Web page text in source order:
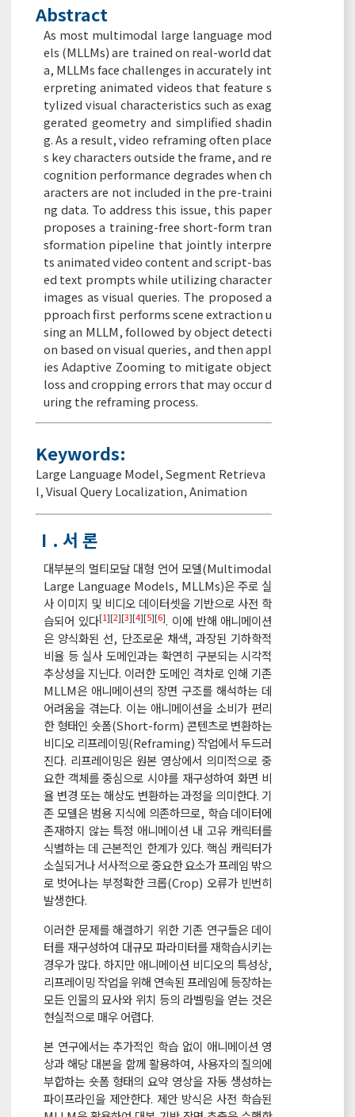
Abstract
As most multimodal large language mod
els (MLLMs) are trained on real-world dat
a, MLLMs face challenges in accurately int
erpreting animated videos that feature s
tylized visual characteristics such as exag
gerated geometry and simplified shadin
g. As a result, video reframing often place
s key characters outside the frame, and re
cognition performance degrades when ch
aracters are not included in the pre-traini
ng data. To address this issue, this paper
proposes a training-free short-form tran
sformation pipeline that jointly interpre
ts animated video content and script-bas
ed text prompts while utilizing character
images as visual queries. The proposed a
pproach first performs scene extraction u
sing an MLLM, followed by object detecti
on based on visual queries, and then appl
ies Adaptive Zooming to mitigate object
loss and cropping errors that may occur d
uring the reframing process.
Keywords:
Large Language Model,Segment Retrieva
l,Visual Query Localization,Animation
Ⅰ. 서 론
대부분의 멀티모달 대형 언어 모델(Multimodal
Large Language Models, MLLMs)은 주로 실
사 이미지 및 비디오 데이터셋을 기반으로 사전 학
습되어 있다[1][2][3][4][5][6]. 이에 반해 애니메이션
은 양식화된 선, 단조로운 채색, 과장된 기하학적
비율 등 실사 도메인과는 확연히 구분되는 시각적
추상성을 지닌다. 이러한 도메인 격차로 인해 기존
MLLM은 애니메이션의 장면 구조를 해석하는 데
어려움을 겪는다. 이는 애니메이션을 소비가 편리
한 형태인 숏폼(Short-form) 콘텐츠로 변환하는
비디오 리프레이밍(Reframing) 작업에서 두드러
진다. 리프레이밍은 원본 영상에서 의미적으로 중
요한 객체를 중심으로 시야를 재구성하여 화면 비
율 변경 또는 해상도 변환하는 과정을 의미한다. 기
존 모델은 범용 지식에 의존하므로, 학습 데이터에
존재하지 않는 특정 애니메이션 내 고유 캐릭터를
식별하는 데 근본적인 한계가 있다. 핵심 캐릭터가
소실되거나 서사적으로 중요한 요소가 프레임 밖으
로 벗어나는 부정확한 크롭(Crop) 오류가 빈번히
발생한다.
이러한 문제를 해결하기 위한 기존 연구들은 데이
터를 재구성하여 대규모 파라미터를 재학습시키는
경우가 많다. 하지만 애니메이션 비디오의 특성상,
리프레이밍 작업을 위해 연속된 프레임에 등장하는
모든 인물의 묘사와 위치 등의 라벨링을 얻는 것은
현실적으로 매우 어렵다.
본 연구에서는 추가적인 학습 없이 애니메이션 영
상과 해당 대본을 함께 활용하여, 사용자의 질의에
부합하는 숏폼 형태의 요약 영상을 자동 생성하는
파이프라인을 제안한다. 제안 방식은 사전 학습된